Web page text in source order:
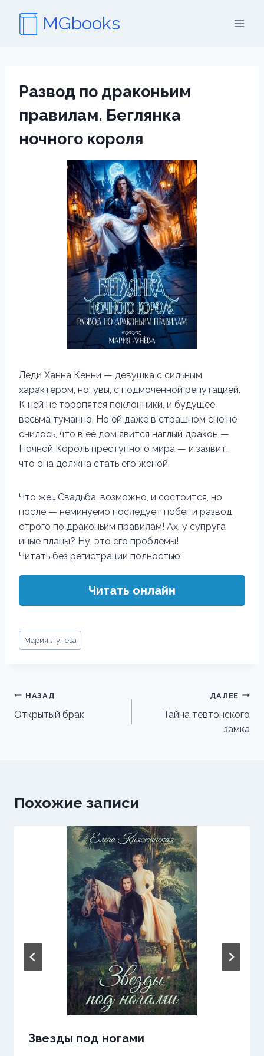
содержимому
MGbooks
Развод по драконьим
правилам. Беглянка
ночного короля
Леди Ханна Кенни — девушка с сильным
характером, но, увы, с подмоченной репутацией.
К ней не торопятся поклонники, и будущее
весьма туманно. Но ей даже в страшном сне не
снилось, что в её дом явится наглый дракон —
Ночной Король преступного мира — и заявит,
что она должна стать его женой.
Что же… Свадьба, возможно, и состоится, но
после — неминуемо последует побег и развод
строго по драконьим правилам! Ах, у супруга
иные планы? Ну, это его проблемы!
Читать без регистрации полностью:
Читать онлайн
Метки
записи:
Мария Лунёва
Навигация
по
НАЗАД
Открытый брак
ДАЛЕЕ
Тайна тевтонского
замка
Похожие записи
Звезды под ногами